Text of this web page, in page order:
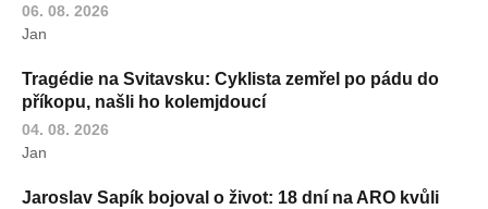
06. 08. 2026
Jan
Tragédie na Svitavsku: Cyklista zemřel po pádu do
příkopu, našli ho kolemjdoucí
04. 08. 2026
Jan
Jaroslav Sapík bojoval o život: 18 dní na ARO kvůli